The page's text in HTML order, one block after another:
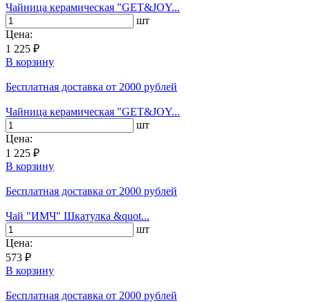
Чайница керамическая "GET&JOY...
шт
Цена:
1 225 ₽
В корзину
Бесплатная доставка от 2000 рублей
Чайница керамическая "GET&JOY...
шт
Цена:
1 225 ₽
В корзину
Бесплатная доставка от 2000 рублей
Чай "ИМЧ" Шкатулка &quot...
шт
Цена:
573 ₽
В корзину
Бесплатная доставка от 2000 рублей